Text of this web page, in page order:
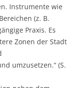
Instrumente wie
(z. B.
Praxis. Es
Zonen der Stadt
umzusetzen.“ (S.